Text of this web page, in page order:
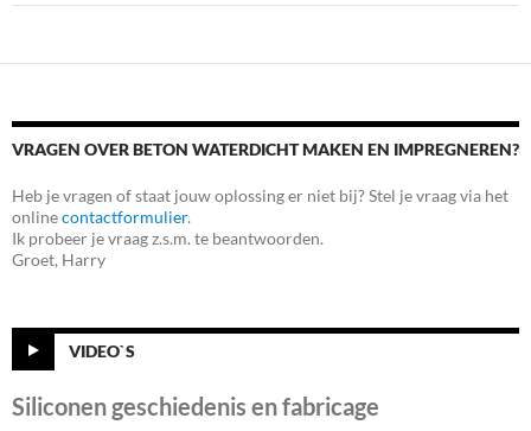
VRAGEN OVER BETON WATERDICHT MAKEN EN IMPREGNEREN?
Heb je vragen of staat jouw oplossing er niet bij? Stel je vraag via het
onlinecontactformulier.
Ik probeer je vraag z.s.m. te beantwoorden.
Groet, Harry
VIDEO`S
Siliconen geschiedenis en fabricage